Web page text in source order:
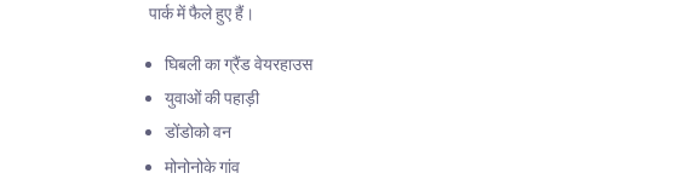
पार्क में फैले हुए हैं।
घिबली का ग्रैंड वेयरहाउस
युवाओं की पहाड़ी
डोंडोको वन
मोनोनोके गांव